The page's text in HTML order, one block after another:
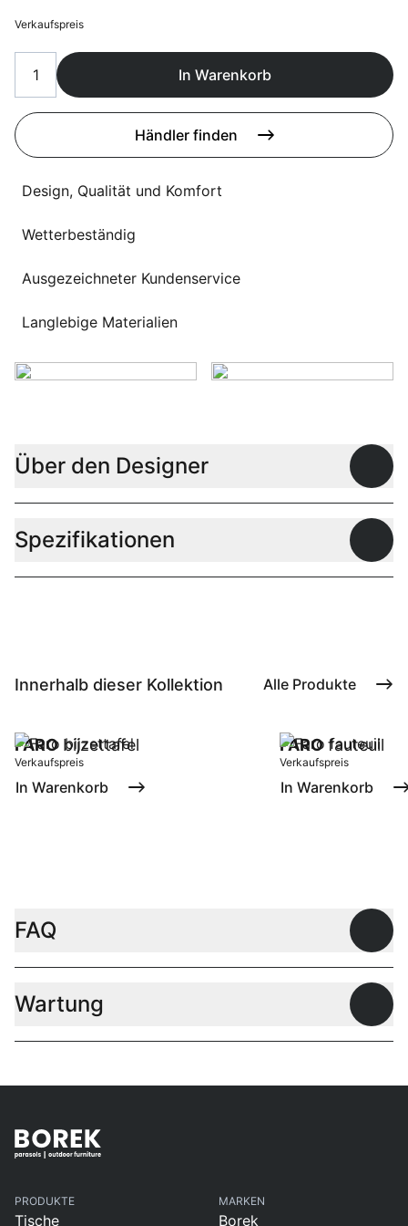
Verkaufspreis
In Warenkorb
Händler finden
Design, Qualität und Komfort
Wetterbeständig
Ausgezeichneter Kundenservice
Langlebige Materialien
Über den Designer
Spezifikationen
Innerhalb dieser Kollektion Alle Produkte
FARObijzettafel
Verkaufspreis
In Warenkorb
FAROfauteuil
Verkaufspreis
In Warenkorb
FAQ
Wartung
PRODUKTE
Tische
MARKEN
Borek